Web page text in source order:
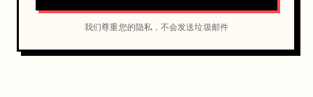
我们尊重您的隐私，不会发送垃圾邮件